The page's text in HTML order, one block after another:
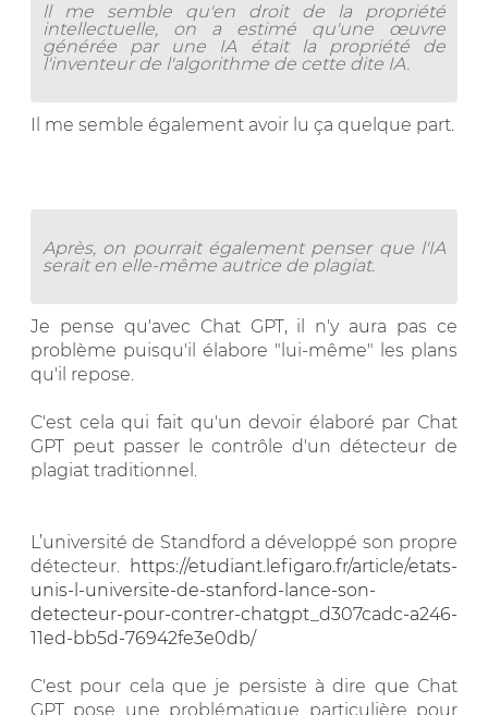
ll me semble qu'en droit de la propriété
intellectuelle, on a estimé qu'une œuvre
générée par une IA était la propriété de
l'inventeur de l'algorithme de cette dite IA.
Il me semble également avoir lu ça quelque part.
Après, on pourrait également penser que l'IA
serait en elle-même autrice de plagiat.
Je pense qu'avec Chat GPT, il n'y aura pas ce
problème puisqu'il élabore "lui-même" les plans
qu'il repose.
C'est cela qui fait qu'un devoir élaboré par Chat
GPT peut passer le contrôle d'un détecteur de
plagiat traditionnel.
L’université de Standford a développé son propre
détecteur. https://etudiant.lefigaro.fr/article/etats-
unis-l-universite-de-stanford-lance-son-
detecteur-pour-contrer-chatgpt_d307cadc-a246-
11ed-bb5d-76942fe3e0db/
C'est pour cela que je persiste à dire que Chat
GPT pose une problématique particulière pour